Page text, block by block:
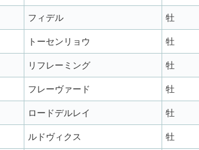
フィデル 牡
トーセンリョウ 牡
リフレーミング 牡
フレーヴァード 牡
ロードデルレイ 牡
ルドヴィクス 牡